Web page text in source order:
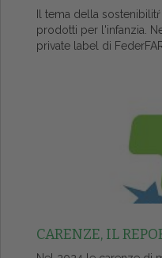
Il tema della
prodotti per l'infanzia.
private label di
CARENZE, IL